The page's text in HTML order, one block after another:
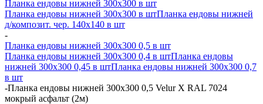
Планка ендовы нижней 300х300 в шт
Планка ендовы нижней 300х300 в штПланка ендовы нижней
д/композит. чер. 140х140 в шт
-
Планка ендовы нижней 300х300 0,5 в шт
Планка ендовы нижней 300х300 0,4 в штПланка ендовы
нижней 300х300 0,45 в штПланка ендовы нижней 300х300 0,7
в шт
-Планка ендовы нижней 300х300 0,5 Velur X RAL 7024
мокрый асфальт (2м)